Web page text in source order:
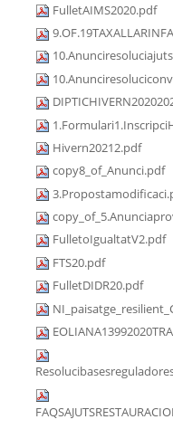
FulletAIMS2020.pdf
Hivern20212.pdf
copy8_of_Anunci.pdf
FulletoIgualtatV2.pdf
FTS20.pdf
FulletDIDR20.pdf